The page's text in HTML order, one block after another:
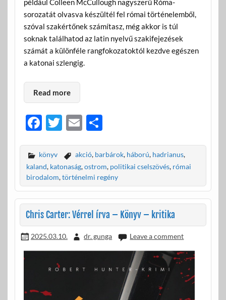
például Colleen McCullough nagyszerű Róma-
sorozatát olvasva készültél fel római történelemből,
szóval szakértőnek számítasz, még akkor is túl
soknak találhatod az latin nyelvű szakifejezések
számát a különféle rangfokozatoktól kezdve egészen
a katonai szlengig.
Read more
F
e
b
o
o
k
T
itt
er
E
ail
O
za
m
e
g
könyv akció, barbárok, háború, hadrianus,
kaland, katonaság,ostrom, politikai cselszövés, római
birodalom,történelmi regény
Chris Carter: Vérrel írva – Könyv – kritika
2025.03.10. dr. gunga Leave a comment